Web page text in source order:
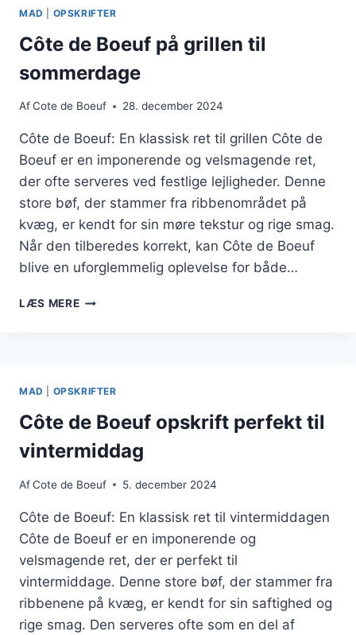
KRYDDERIER
MAD OPSKRIFTER
Côte de Boeuf på grillen til
sommerdage
AfCote de Boeuf 28. december 2024
Côte de Boeuf: En klassisk ret til grillen Côte de
Boeuf er en imponerende og velsmagende ret,
der ofte serveres ved festlige lejligheder. Denne
store bøf, der stammer fra ribbenområdet på
kvæg, er kendt for sin møre tekstur og rige smag.
Når den tilberedes korrekt, kan Côte de Boeuf
blive en uforglemmelig oplevelse for både…
LÆS MERECÔTE
MAD OPSKRIFTER
Côte de Boeuf opskrift perfekt til
vintermiddag
AfCote de Boeuf 5. december 2024
Côte de Boeuf: En klassisk ret til vintermiddagen
Côte de Boeuf er en imponerende og
velsmagende ret, der er perfekt til
vintermiddage. Denne store bøf, der stammer fra
ribbenene på kvæg, er kendt for sin saftighed og
rige smag. Den serveres ofte som en del af